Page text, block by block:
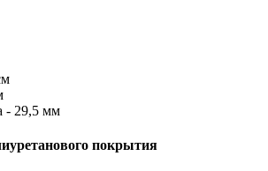
- 29,5 мм
покрытия